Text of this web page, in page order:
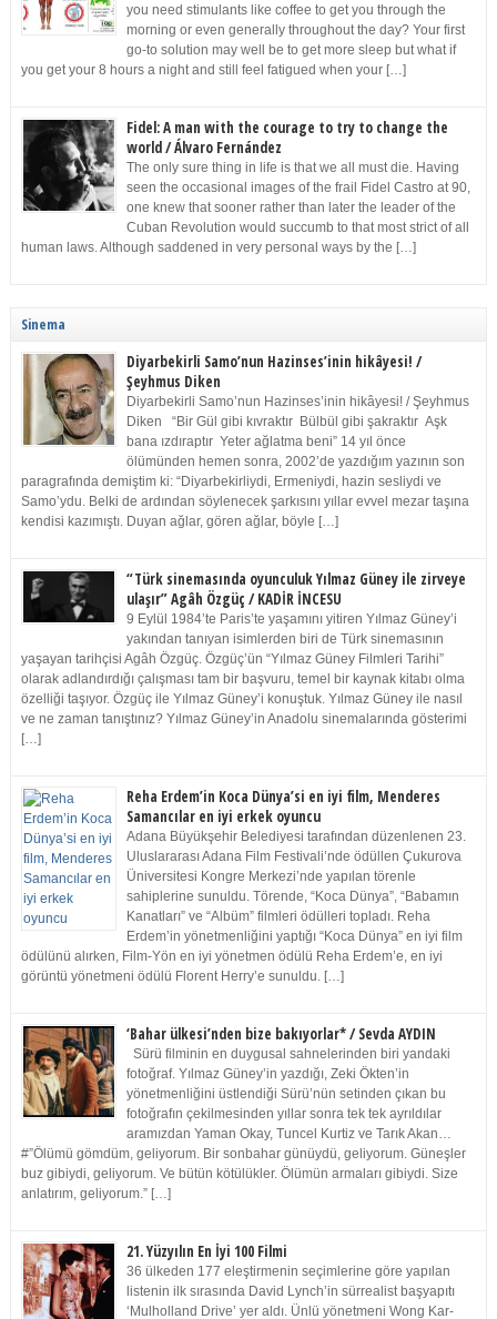
you need stimulants like coffee to get you through the
morning or even generally throughout the day? Your first
go-to solution may well be to get more sleep but what if
you get your 8 hours a night and still feel fatigued when your […]
Fidel: A man with the courage to try to change the
world / Álvaro Fernández
The only sure thing in life is that we all must die. Having
seen the occasional images of the frail Fidel Castro at 90,
one knew that sooner rather than later the leader of the
Cuban Revolution would succumb to that most strict of all
human laws. Although saddened in very personal ways by the […]
Sinema
Diyarbekirli Samo’nun Hazinses’inin hikâyesi! /
Şeyhmus Diken
Diyarbekirli Samo’nun Hazinses’inin hikâyesi! / Şeyhmus
Diken “Bir Gül gibi kıvraktır Bülbül gibi şakraktır Aşk
bana ızdıraptır Yeter ağlatma beni” 14 yıl önce
ölümünden hemen sonra, 2002’de yazdığım yazının son
paragrafında demiştim ki: “Diyarbekirliydi, Ermeniydi, hazin sesliydi ve
Samo’ydu. Belki de ardından söylenecek şarkısını yıllar evvel mezar taşına
kendisi kazımıştı. Duyan ağlar, gören ağlar, böyle […]
“Türk sinemasında oyunculuk Yılmaz Güney ile zirveye
ulaşır” Agâh Özgüç / KADİR İNCESU
9 Eylül 1984’te Paris’te yaşamını yitiren Yılmaz Güney’i
yakından tanıyan isimlerden biri de Türk sinemasının
yaşayan tarihçisi Agâh Özgüç. Özgüç’ün “Yılmaz Güney Filmleri Tarihi”
olarak adlandırdığı çalışması tam bir başvuru, temel bir kaynak kitabı olma
özelliği taşıyor. Özgüç ile Yılmaz Güney’i konuştuk. Yılmaz Güney ile nasıl
ve ne zaman tanıştınız? Yılmaz Güney’in Anadolu sinemalarında gösterimi
[…]
Reha Erdem’in Koca Dünya’si en iyi film, Menderes
Samancılar en iyi erkek oyuncu
Adana Büyükşehir Belediyesi tarafından düzenlenen 23.
Uluslararası Adana Film Festivali’nde ödüllen Çukurova
Üniversitesi Kongre Merkezi’nde yapılan törenle
sahiplerine sunuldu. Törende, “Koca Dünya”, “Babamın
Kanatları” ve “Albüm” filmleri ödülleri topladı. Reha
Erdem’in yönetmenliğini yaptığı “Koca Dünya” en iyi film
ödülünü alırken, Film-Yön en iyi yönetmen ödülü Reha Erdem’e, en iyi
görüntü yönetmeni ödülü Florent Herry’e sunuldu. […]
‘Bahar ülkesi’nden bize bakıyorlar* / Sevda AYDIN
Sürü filminin en duygusal sahnelerinden biri yandaki
fotoğraf. Yılmaz Güney’in yazdığı, Zeki Ökten’in
yönetmenliğini üstlendiği Sürü’nün setinden çıkan bu
fotoğrafın çekilmesinden yıllar sonra tek tek ayrıldılar
aramızdan Yaman Okay, Tuncel Kurtiz ve Tarık Akan…
#”Ölümü gömdüm, geliyorum. Bir sonbahar günüydü, geliyorum. Güneşler
buz gibiydi, geliyorum. Ve bütün kötülükler. Ölümün armaları gibiydi. Size
anlatırım, geliyorum.” […]
21. Yüzyılın En İyi 100 Filmi
36 ülkeden 177 eleştirmenin seçimlerine göre yapılan
listenin ilk sırasında David Lynch’in sürrealist başyapıtı
‘Mulholland Drive’ yer aldı. Ünlü yönetmeni Wong Kar-